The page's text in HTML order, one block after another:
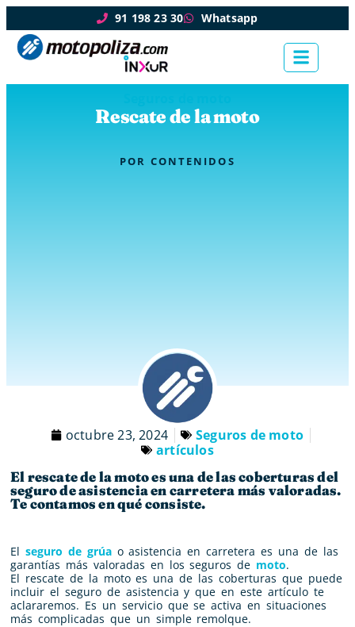
91 198 23 30 Whatsapp
Rescate de la moto
POR CONTENIDOS
octubre 23, 2024
Seguros de moto
artículos
El rescate de la moto es una de las coberturas del
seguro de asistencia en carretera más valoradas.
Te contamos en qué consiste.
El seguro de grúao asistencia en carretera es una de las
garantías más valoradas en los seguros de moto.
El rescatede la moto es una de las coberturas que puede
incluir el seguro de asistencia y que en este artículo te
aclararemos. Es un servicio que se activa en situaciones
más complicadas que un simple remolque.